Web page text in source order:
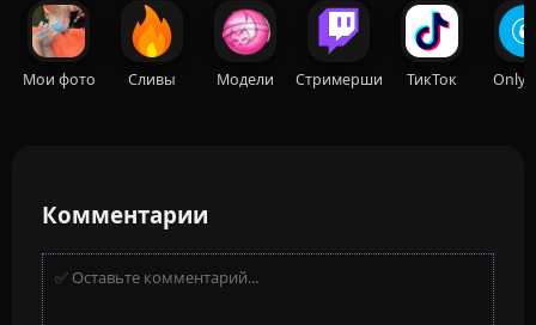
Мои фото Сливы Модели Стримерши ТикТок
Комментарии